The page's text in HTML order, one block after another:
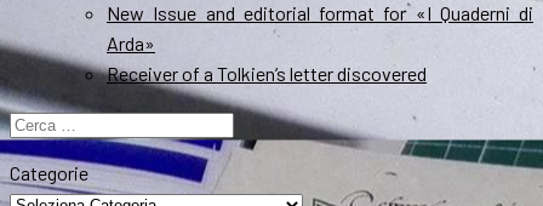
New Issue and editorial format for «I Quaderni di
Arda»
Receiver of a Tolkien’s letter discovered
Ricerca
per:
Categorie